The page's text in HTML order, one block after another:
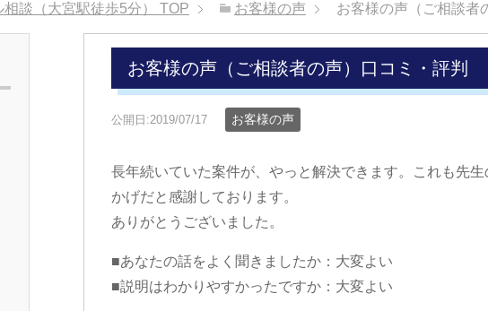
談（大宮駅徒歩5分） TOP お客様の声 お客様の声（ご相談者
お客様の声（ご相談者の声）口コミ・評判
公開日:2019/07/17 お客様の声
長年続いていた案件が、やっと解決できます。これも先生
かげだと感謝しております。
ありがとうございました。
■あなたの話をよく聞きましたか：大変よい
■説明はわかりやすかったですか：大変よい